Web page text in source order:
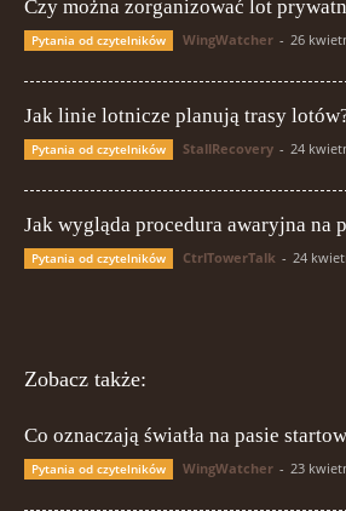
Czy można zorganizować lot
Pytania od czytelników WingWatcher - 26
Jak linie lotnicze planują trasy
Pytania od czytelników StallRecovery - 24
Jak wygląda procedura awaryjna na
Pytania od czytelników CtrlTowerTalk - 24
Zobacz także:
Co oznaczają światła na pasie
Pytania od czytelników WingWatcher - 23